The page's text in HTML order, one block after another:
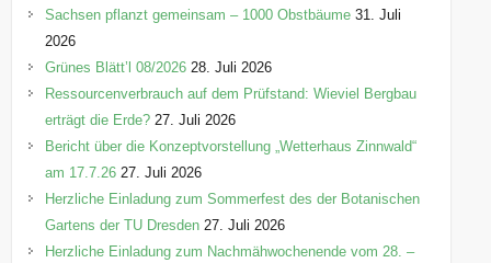
r
e
n
Sachsen pflanzt gemeinsam – 1000 Obstbäume 31. Juli
2026
Grünes Blätt’l 08/2026 28. Juli 2026
Ressourcenverbrauch auf dem Prüfstand: Wieviel Bergbau
erträgt die Erde? 27. Juli 2026
Bericht über die Konzeptvorstellung „Wetterhaus Zinnwald“
am 17.7.26 27. Juli 2026
Herzliche Einladung zum Sommerfest des der Botanischen
Gartens der TU Dresden 27. Juli 2026
Herzliche Einladung zum Nachmähwochenende vom 28. –